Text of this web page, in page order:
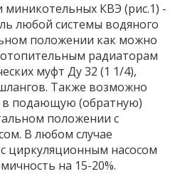
КВЭ (рис.1) -
любой системы водяного
положении как можно
радиаторам
муфт Ду 32 (1 1/4),
Также возможно
подающую (обратную)
положении с
В любом случае
циркуляционным насосом
на 15-20%.